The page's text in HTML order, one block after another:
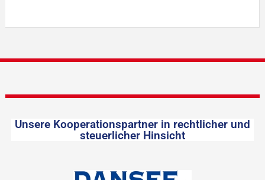
Unsere Kooperationspartner in rechtlicher und
steuerlicher Hinsicht